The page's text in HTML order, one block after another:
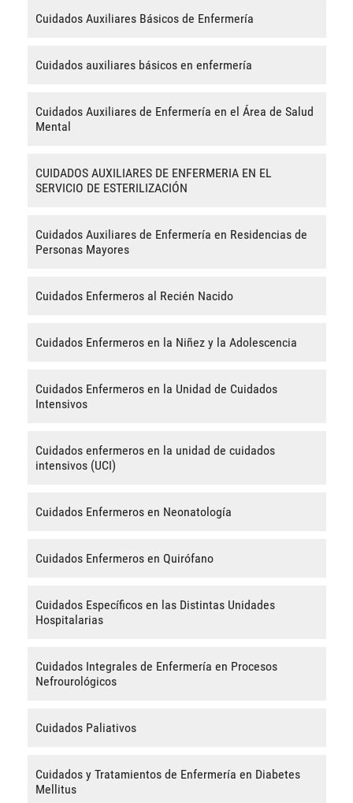
Cuidados Auxiliares Básicos de Enfermería
Cuidados auxiliares básicos en enfermería
Cuidados Auxiliares de Enfermería en el Área de Salud
Mental
CUIDADOS AUXILIARES DE ENFERMERIA EN EL
SERVICIO DE ESTERILIZACIÓN
Cuidados Auxiliares de Enfermería en Residencias de
Personas Mayores
Cuidados Enfermeros al Recién Nacido
Cuidados Enfermeros en la Niñez y la Adolescencia
Cuidados Enfermeros en la Unidad de Cuidados
Intensivos
Cuidados enfermeros en la unidad de cuidados
intensivos (UCI)
Cuidados Enfermeros en Neonatología
Cuidados Enfermeros en Quirófano
Cuidados Específicos en las Distintas Unidades
Hospitalarias
Cuidados Integrales de Enfermería en Procesos
Nefrourológicos
Cuidados Paliativos
Cuidados y Tratamientos de Enfermería en Diabetes
Mellitus